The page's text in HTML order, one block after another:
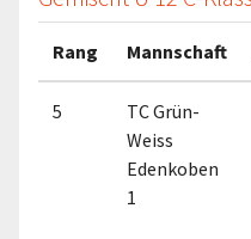
Rang Mannschaft
5
TC Grün-
Weiss
Edenkoben
1